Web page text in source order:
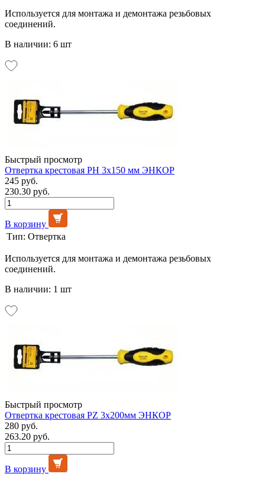
Используется для монтажа и демонтажа резьбовых
соединений.
В наличии: 6 шт
Быстрый просмотр
Отвертка крестовая РН 3х150 мм ЭНКОР
245 руб.
230.30 руб.
В корзину
Тип: Отвертка
Используется для монтажа и демонтажа резьбовых
соединений.
В наличии: 1 шт
Быстрый просмотр
Отвертка крестовая РZ 3х200мм ЭНКОР
280 руб.
263.20 руб.
В корзину